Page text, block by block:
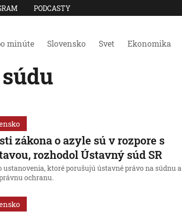
PODCASTY
minúte Slovensko Svet Ekonomika
zákona o azyle sú v rozpore s
rozhodol Ústavný súd SR
ustanovenia, ktoré porušujú ústavné právo na súdnu a
ochranu.